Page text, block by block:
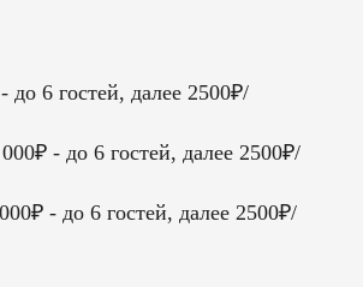
6 гостей, далее 2500₽/
- до 6 гостей, далее 2500₽/
- до 6 гостей, далее 2500₽/